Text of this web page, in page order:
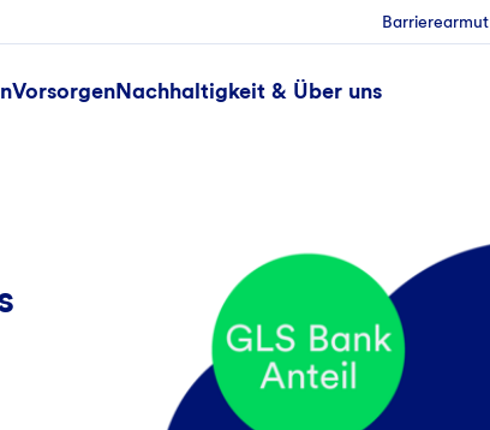
Barrierearmut
VorsorgenNachhaltigkeit & Über uns